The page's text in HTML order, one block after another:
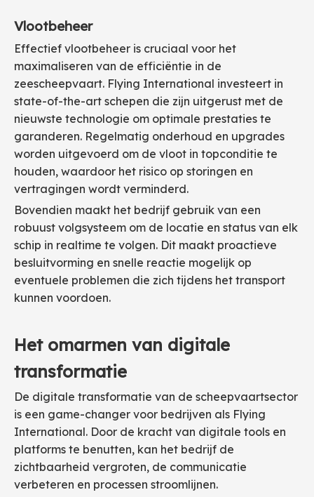
Vlootbeheer
Effectief vlootbeheer is cruciaal voor het
maximaliseren van de efficiëntie in de
zeescheepvaart. Flying International investeert in
state-of-the-art schepen die zijn uitgerust met de
nieuwste technologie om optimale prestaties te
garanderen. Regelmatig onderhoud en upgrades
worden uitgevoerd om de vloot in topconditie te
houden, waardoor het risico op storingen en
vertragingen wordt verminderd.
Bovendien maakt het bedrijf gebruik van een
robuust volgsysteem om de locatie en status van elk
schip in realtime te volgen. Dit maakt proactieve
besluitvorming en snelle reactie mogelijk op
eventuele problemen die zich tijdens het transport
kunnen voordoen.
Het omarmen van digitale
transformatie
De digitale transformatie van de scheepvaartsector
is een game-changer voor bedrijven als Flying
International. Door de kracht van digitale tools en
platforms te benutten, kan het bedrijf de
zichtbaarheid vergroten, de communicatie
verbeteren en processen stroomlijnen.